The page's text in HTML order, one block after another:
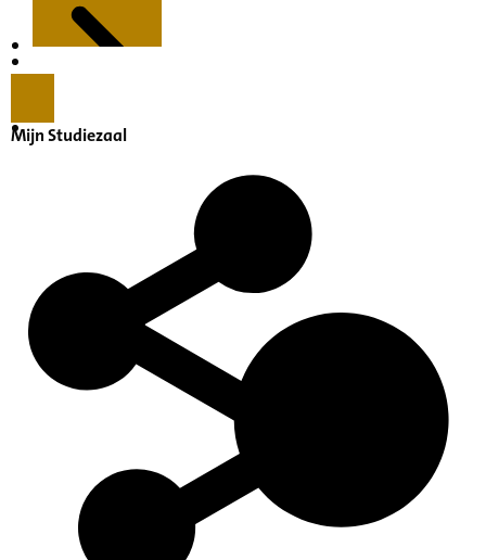
Inventaris
Mijn Studiezaal